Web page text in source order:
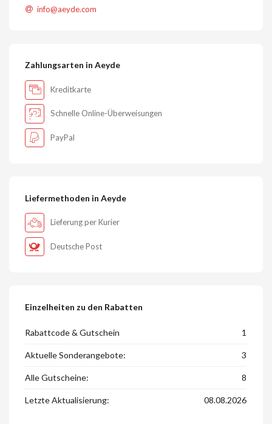
info@aeyde.com
Zahlungsarten in Aeyde
Kreditkarte
Schnelle Online-Überweisungen
PayPal
Liefermethoden in Aeyde
Lieferung per Kurier
Deutsche Post
Einzelheiten zu den Rabatten
Rabattcode & Gutschein 1
Aktuelle Sonderangebote: 3
Alle Gutscheine: 8
Letzte Aktualisierung: 08.08.2026